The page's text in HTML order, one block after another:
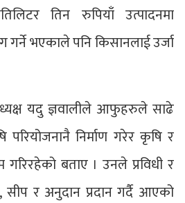
तिन रुपियाँ उत्पादनमा
भएकाले पनि किसानलाई उर्जा
यदु ज्ञवालीले आफुहरुले साढे
निर्माण गरेर कृषि र
गरिरहेको बताए । उनले प्रविधी र
सीप र अनुदान प्रदान गर्दै आएको